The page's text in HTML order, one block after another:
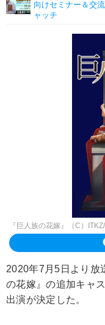
向けセミナー＆交
ャッチ
『巨人族の花嫁』（C）
2020年7月5日より放
の花嫁』の追加キャ
出演が決定した。